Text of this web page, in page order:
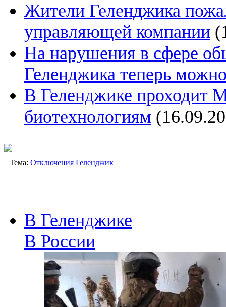
Жители Геленджика
управляющей компании
На нарушения в сфере
Геленджика теперь
В Геленджике проходит
биотехнологиям
Тема: Отключения Геленджик
В Геленджике
В России